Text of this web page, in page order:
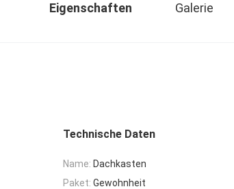
Eigenschaften Galerie
Technische Daten
Name: Dachkasten
Paket: Gewohnheit